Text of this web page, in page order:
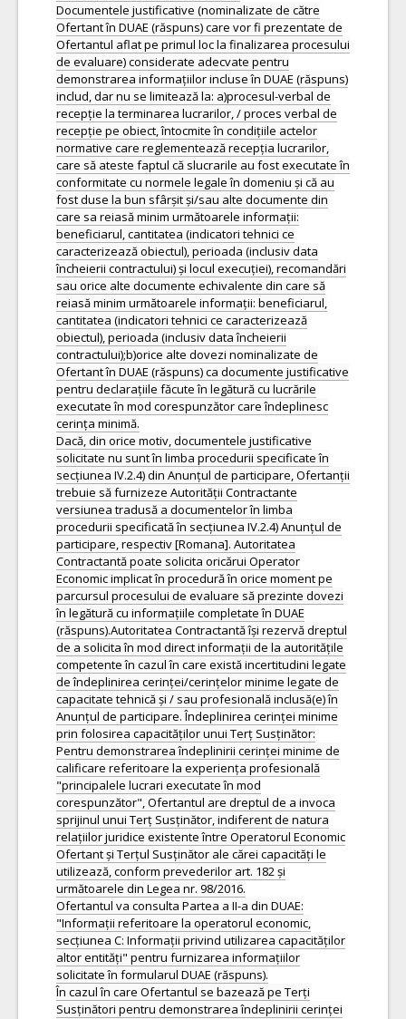
Documentele justificative (nominalizate de către
Ofertant în DUAE (răspuns) care vor fi prezentate de
Ofertantul aflat pe primul loc la finalizarea procesului
de evaluare) considerate adecvate pentru
demonstrarea informațiilor incluse în DUAE (răspuns)
includ, dar nu se limitează la: a)procesul-verbal de
recepție la terminarea lucrarilor, / proces verbal de
recepție pe obiect, întocmite în condițiile actelor
normative care reglementează recepția lucrarilor,
care să ateste faptul că slucrarile au fost executate în
conformitate cu normele legale în domeniu și că au
fost duse la bun sfârșit și/sau alte documente din
care sa reiasă minim următoarele informații:
beneficiarul, cantitatea (indicatori tehnici ce
caracterizează obiectul), perioada (inclusiv data
încheierii contractului) și locul execuției), recomandări
sau orice alte documente echivalente din care să
reiasă minim următoarele informații: beneficiarul,
cantitatea (indicatori tehnici ce caracterizează
obiectul), perioada (inclusiv data încheierii
contractului);b)orice alte dovezi nominalizate de
Ofertant în DUAE (răspuns) ca documente justificative
pentru declarațiile făcute în legătură cu lucrările
executate în mod corespunzător care îndeplinesc
cerința minimă.
Dacă, din orice motiv, documentele justificative
solicitate nu sunt în limba procedurii specificate în
secțiunea IV.2.4) din Anunțul de participare, Ofertanții
trebuie să furnizeze Autorității Contractante
versiunea tradusă a documentelor în limba
procedurii specificată în secțiunea IV.2.4) Anunțul de
participare, respectiv [Romana]. Autoritatea
Contractantă poate solicita oricărui Operator
Economic implicat în procedură în orice moment pe
parcursul procesului de evaluare să prezinte dovezi
în legătură cu informațiile completate în DUAE
(răspuns).Autoritatea Contractantă își rezervă dreptul
de a solicita în mod direct informații de la autoritățile
competente în cazul în care există incertitudini legate
de îndeplinirea cerinței/cerințelor minime legate de
capacitate tehnică și / sau profesională inclusă(e) în
Anunțul de participare. Îndeplinirea cerinței minime
prin folosirea capacităților unui Terț Susținător:
Pentru demonstrarea îndeplinirii cerinței minime de
calificare referitoare la experiența profesională
"principalele lucrari executate în mod
corespunzător", Ofertantul are dreptul de a invoca
sprijinul unui Terț Susținător, indiferent de natura
relațiilor juridice existente între Operatorul Economic
Ofertant și Terțul Susținător ale cărei capacități le
utilizează, conform prevederilor art. 182 și
următoarele din Legea nr. 98/2016.
Ofertantul va consulta Partea a II-a din DUAE:
"Informații referitoare la operatorul economic,
secțiunea C: Informații privind utilizarea capacităților
altor entități" pentru furnizarea informațiilor
solicitate în formularul DUAE (răspuns).
În cazul în care Ofertantul se bazează pe Terți
Susținători pentru demonstrarea îndeplinirii cerinței